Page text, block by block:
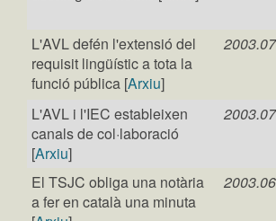
L'AVL defén l'extensió del
requisit lingüístic a tota la
funció pública [Arxiu]
L'AVL i l'IEC estableixen
canals de col·laboració
[Arxiu]
El TSJC obliga una notària
a fer en català una minuta